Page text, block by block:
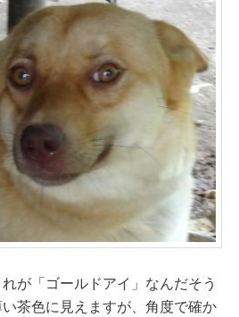
が「ゴールドアイ」なんだそう
茶色に見えますが、角度で確か